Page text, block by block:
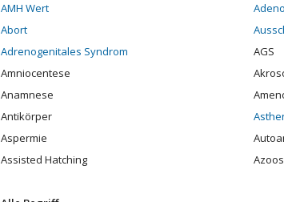
AMH Wert
Abort
Adrenogenitales Syndrom
Amniocentese
Anamnese
AGS
Antikörper
Aspermie
Assisted Hatching